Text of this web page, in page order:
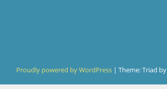
Proudly powered by WordPress | Theme: Triad by